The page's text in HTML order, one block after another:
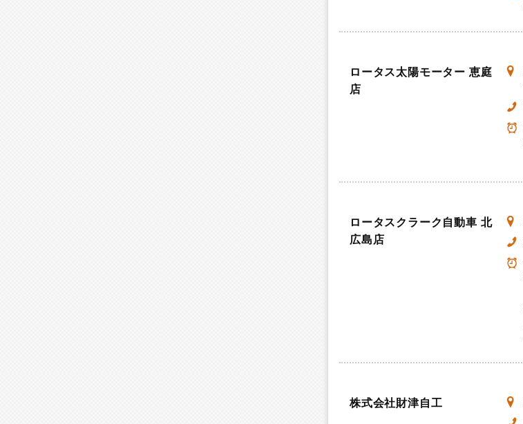
ロータス太陽モーター 恵庭
店
ロータスクラーク自動車 北
広島店
株式会社財津自工